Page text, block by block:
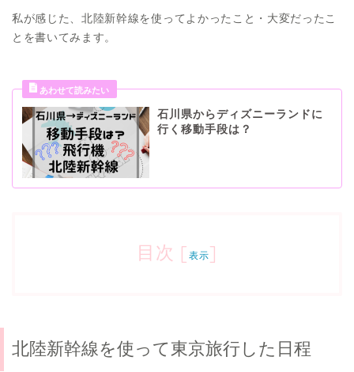
私が感じた、北陸新幹線を使ってよかったこと・大変だったこ
とを書いてみます。
石川県からディズニーランドに
行く移動手段は？
目次 [ 表示]
北陸新幹線を使って東京旅行した日程